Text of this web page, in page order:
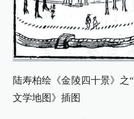
陆寿柏绘《金陵四十景》之
文学地图》插图